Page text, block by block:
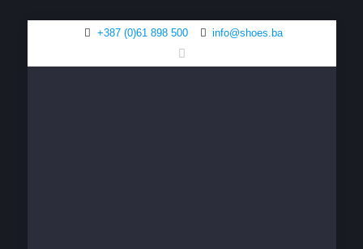
+387 (0)61 898 500 info@shoes.ba